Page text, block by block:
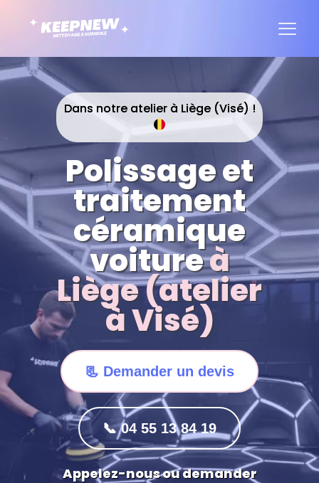
Dans notre atelier à Liège (Visé) !
Polissage et
traitement
céramique
voitureà
Liège (atelier
à Visé)
📃 Demander un devis
📞04 55 13 84 19
Appelez-nous ou demander